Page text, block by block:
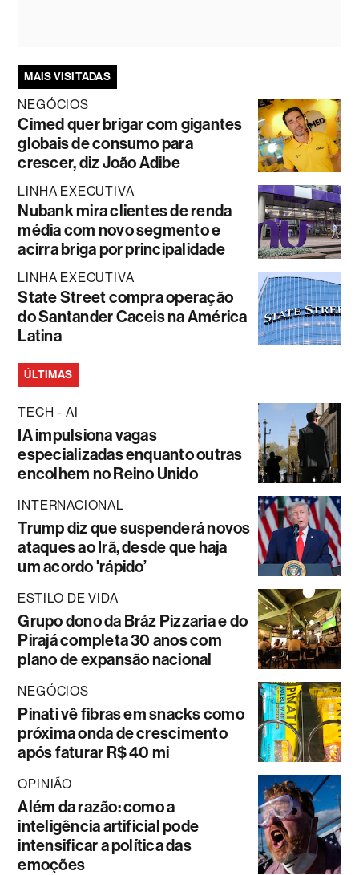
MAIS VISITADAS
NEGÓCIOS
Cimed quer brigar com gigantes
globais de consumo para
crescer, diz João Adibe
LINHA EXECUTIVA
Nubank mira clientes de renda
média com novo segmento e
acirra briga por principalidade
LINHA EXECUTIVA
State Street compra operação
do Santander Caceis na América
Latina
ÚLTIMAS
TECH - AI
IA impulsiona vagas
especializadas enquanto outras
encolhem no Reino Unido
INTERNACIONAL
Trump diz que suspenderá novos
ataques ao Irã, desde que haja
um acordo 'rápido’
ESTILO DE VIDA
Grupo dono da Bráz Pizzaria e do
Pirajá completa 30 anos com
plano de expansão nacional
NEGÓCIOS
Pinati vê fibras em snacks como
próxima onda de crescimento
após faturar R$ 40 mi
OPINIÃO
Além da razão: como a
inteligência artificial pode
intensificar a política das
emoções